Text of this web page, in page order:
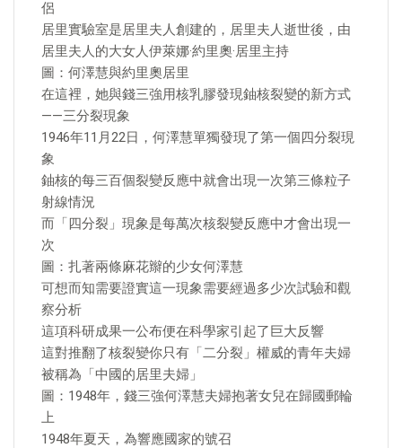
侶
居里實驗室是居里夫人創建的，居里夫人逝世後，由
居里夫人的大女人伊萊娜·約里奧·居里主持
圖：何澤慧與約里奧居里
在這裡，她與錢三強用核乳膠發現鈾核裂變的新方式
——三分裂現象
1946年11月22日，何澤慧單獨發現了第一個四分裂現
象
鈾核的每三百個裂變反應中就會出現一次第三條粒子
射線情況
而「四分裂」現象是每萬次核裂變反應中才會出現一
次
圖：扎著兩條麻花辮的少女何澤慧
可想而知需要證實這一現象需要經過多少次試驗和觀
察分析
這項科研成果一公布便在科學家引起了巨大反響
這對推翻了核裂變你只有「二分裂」權威的青年夫婦
被稱為「中國的居里夫婦」
圖：1948年，錢三強何澤慧夫婦抱著女兒在歸國郵輪
上
1948年夏天，為響應國家的號召